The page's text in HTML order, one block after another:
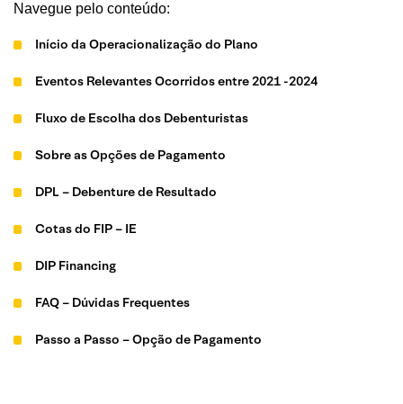
Navegue pelo conteúdo:
Início da Operacionalização do Plano
Eventos Relevantes Ocorridos entre 2021 -2024
Fluxo de Escolha dos Debenturistas
Sobre as Opções de Pagamento
DPL – Debenture de Resultado
Cotas do FIP – IE
DIP Financing
FAQ – Dúvidas Frequentes
Passo a Passo – Opção de Pagamento